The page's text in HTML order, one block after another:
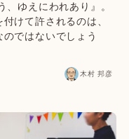
ゆえにわれあり』。
けて許されるのは、
ではないでしょう
木村 邦彦